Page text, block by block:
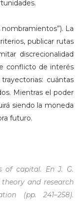
La
publicar rutas
discrecionalidad
conflicto de interés
cuántas
Mientras el poder
siendo la moneda
futuro.
of capital. En J. G.
theory and research
(pp. 241–258).